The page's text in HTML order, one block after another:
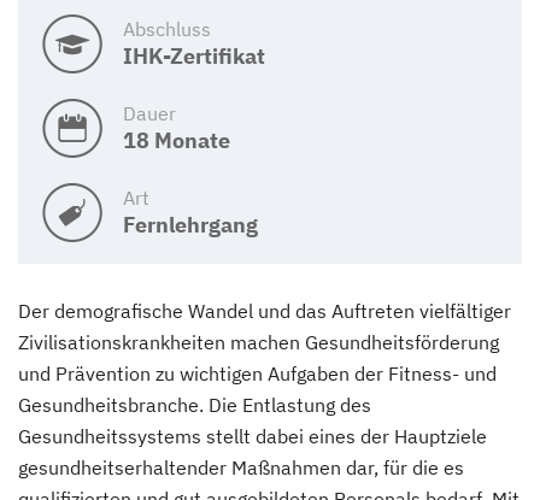
Abschluss
IHK-Zertifikat
Dauer
18 Monate
Art
Fernlehrgang
Der demografische Wandel und das Auftreten vielfältiger
Zivilisationskrankheiten machen Gesundheitsförderung
und Prävention zu wichtigen Aufgaben der Fitness- und
Gesundheitsbranche. Die Entlastung des
Gesundheitssystems stellt dabei eines der Hauptziele
gesundheitserhaltender Maßnahmen dar, für die es